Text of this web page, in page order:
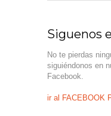
Siguenos
No te pierdas
siguiéndonos en
Facebook.
ir al FACEBOOK